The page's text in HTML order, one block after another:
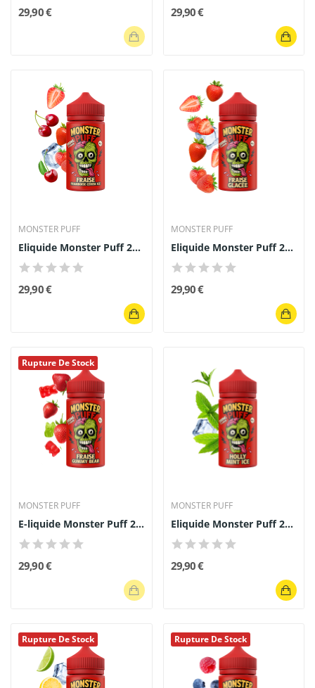
29,90 € 29,90 €
MONSTER PUFF
Eliquide Monster Puff 200ml Fraise Framboise...
29,90 €
MONSTER PUFF
Eliquide Monster Puff 200ml Fraise Glacée
29,90 €
Rupture De Stock
MONSTER PUFF
E-liquide Monster Puff 200ml Fraise Gummy Bear
29,90 €
MONSTER PUFF
Eliquide Monster Puff 200ml Holly Mint Ice
29,90 €
Rupture De Stock Rupture De Stock